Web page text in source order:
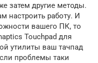
затем другие методы.
настроить работу. И
вашего ПК, то
Touchpad для
утилиты ваш тачпад
проблемы таки